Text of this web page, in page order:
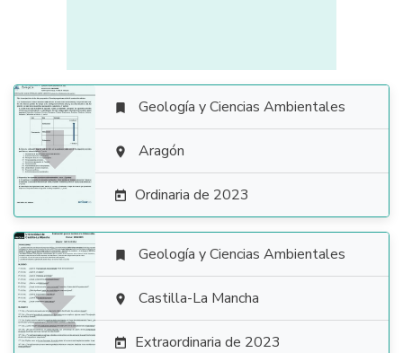

 Geología y Ciencias Ambientales
 Aragón
 Ordinaria de 2023

 Geología y Ciencias Ambientales
 Castilla-La Mancha
 Extraordinaria de 2023